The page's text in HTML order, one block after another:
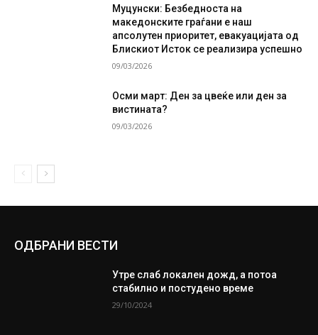
Муцунски: Безбедноста на
македонските граѓани е наш
апсолутен приоритет, евакуацијата од
Блискиот Исток се реализира успешно
09/03/2026
Осми март: Ден за цвеќе или ден за
вистината?
09/03/2026
ОДБРАНИ ВЕСТИ
Утре слаб локален дожд, а потоа
стабилно и постудено време
29/10/2024